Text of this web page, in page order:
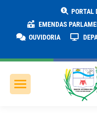
PORTAL
EMENDAS
OUVIDORIA